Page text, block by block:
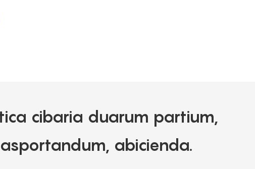
cibaria duarum partium,
abicienda.